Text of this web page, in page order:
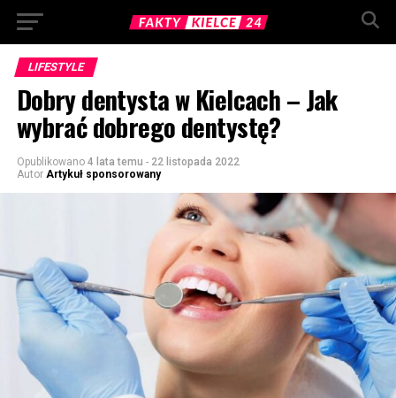
LIFESTYLE
Dobry dentysta w Kielcach – Jak
wybrać dobrego dentystę?
Opublikowano 4 lata temu - 22 listopada 2022
Autor Artykuł sponsorowany